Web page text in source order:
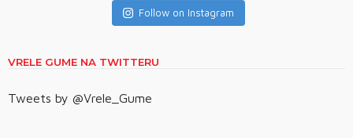
Follow on Instagram
VRELE GUME NA TWITTERU
Tweets by @Vrele_Gume